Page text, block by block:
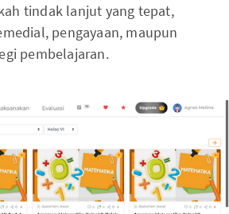
tindak lanjut yang tepat,
pengayaan, maupun
pembelajaran.